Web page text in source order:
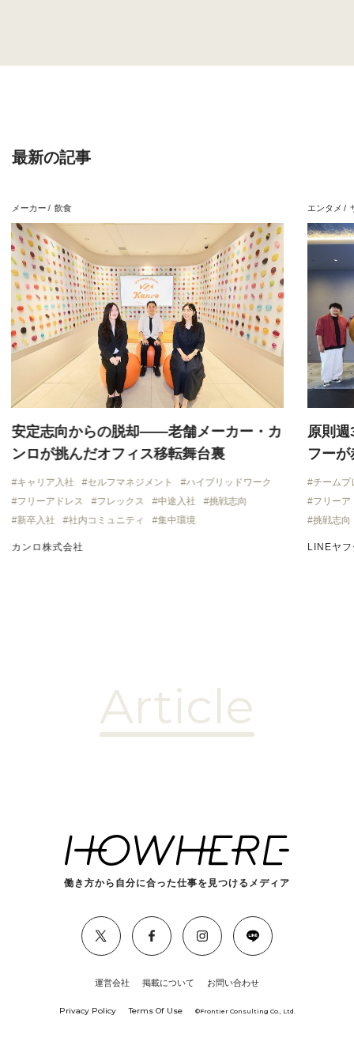
最新の記事
メーカー 飲食
安定志向からの脱却——老舗メーカー・カ
ンロが挑んだオフィス移転舞台裏
キャリア入社 セルフマネジメント
ハイブリッドワーク
フリーアドレス
フレックス 中途入社
挑戦志向
新卒入社
社内コミュニティ 集中環境
カンロ株式会社
エンタメ
原則
フー
チームプ
フリーア
挑戦志向
LINEヤ
Article
働き方から自分に合った仕事を見つけるメディア
運営会社 掲載について お問い合わせ
Privacy Policy Terms Of Use ©︎Frontier Consulting Co., Ltd.